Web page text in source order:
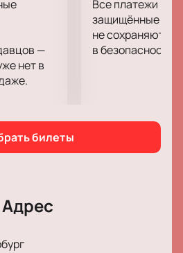
билеты на спектакль
маленьким»
«Когда я снова стану
места с помощью схемы
онлайн безопасно.
выбранной категории.
и выберите ложи для
—
нет в
Все платежи
защищённые
не сохраняются
в безопасности.
билеты
Адрес